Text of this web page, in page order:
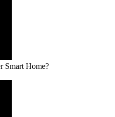
Smart Home?